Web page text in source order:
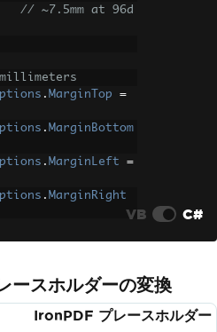
// ~7.5mm at 96d
. MarginTop
=
. MarginBottom
. MarginLeft
=
. MarginRight
VB C#
ースホルダーの変換
IronPDF プレースホルダー